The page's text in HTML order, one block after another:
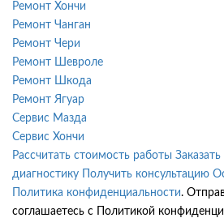
Ремонт Хончи
Ремонт Чанган
Ремонт Чери
Ремонт Шевроле
Ремонт Шкода
Ремонт Ягуар
Сервис Мазда
Сервис Хончи
Рассчитать стоимость работы Заказать
диагностику
Получить консультацию
Политика конфиденциальности.
соглашаетесь с Политикой